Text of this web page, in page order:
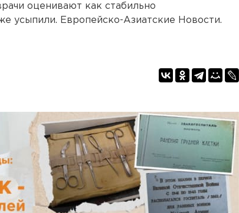
оценивают как стабильно
усыпили. Европейско-Азиатские Новости.